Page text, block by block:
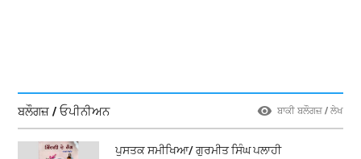
ਬਲੌਗਜ਼ / ਓਪੀਨੀਅਨ ਬਾਕੀ ਬਲੌਗਜ਼ / ਲੇਖ
ਪੁਸਤਕ ਸਮੀਖਿਆ/ ਗੁਰਮੀਤ ਸਿੰਘ ਪਲਾਹੀ